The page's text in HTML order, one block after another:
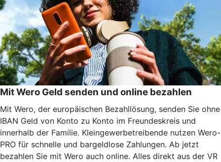
Mit Wero Geld senden und online bezahlen
Mit Wero, der europäischen Bezahllösung, senden Sie ohne
IBAN Geld von Konto zu Konto im Freundeskreis und
innerhalb der Familie. Kleingewerbetreibende nutzen Wero-
PRO für schnelle und bargeldlose Zahlungen. Ab jetzt
bezahlen Sie mit Wero auch online. Alles direkt aus der VR